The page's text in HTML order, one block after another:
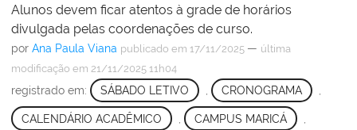
Alunos devem ficar atentos à grade de horários
divulgada pelas coordenações de curso.
por Ana Paula Viana publicado em 17/11/2025 — última
modificação em 21/11/2025 11h04
registrado em: SÁBADO LETIVO CRONOGRAMA
CALENDÁRIO ACADÊMICO CAMPUS MARICÁ